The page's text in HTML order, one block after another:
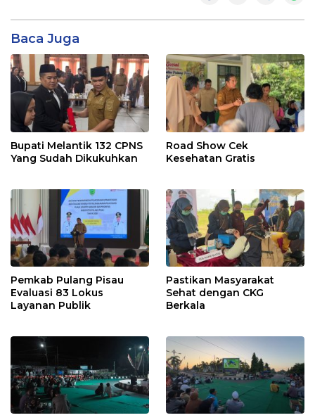
Baca Juga
Bupati Melantik 132 CPNS
Yang Sudah Dikukuhkan
Road Show Cek
Kesehatan Gratis
Pemkab Pulang Pisau
Evaluasi 83 Lokus
Layanan Publik
Pastikan Masyarakat
Sehat dengan CKG
Berkala